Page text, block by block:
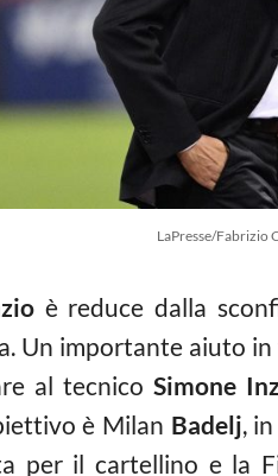
LaPresse/Fabrizio
è reduce dalla
Un importante aiuto
al tecnico Simone
è Milan Badelj,
per il cartellino e la